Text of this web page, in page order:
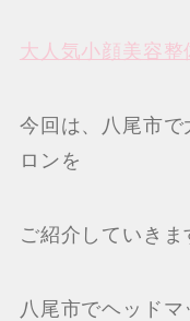
大人気小顔美容
今回は、八尾市
ロンを
ご紹介していきま
八尾市でヘッド